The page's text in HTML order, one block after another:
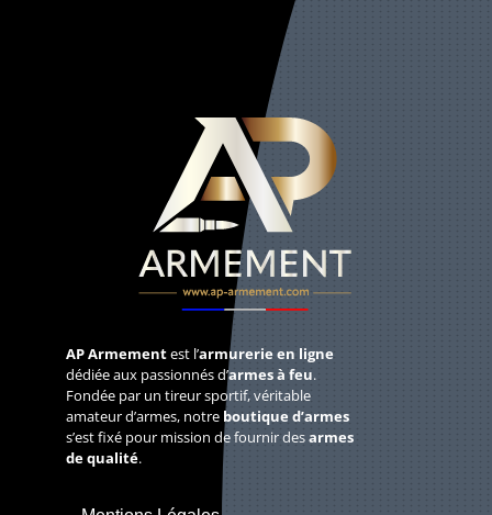
AP Armementest l’armurerie en ligne
dédiée aux passionnés d’armes à feu.
Fondée par un tireur sportif, véritable
amateur d’armes, notre boutique d’armes
s’est fixé pour mission de fournir desarmes
de qualité.